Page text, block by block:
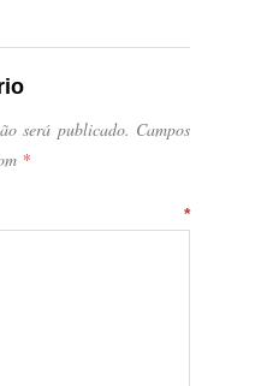
será publicado. Campos
*
*